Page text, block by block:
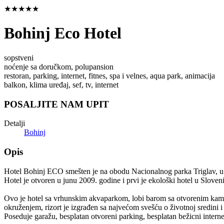
★★★★★
Bohinj Eco Hotel
sopstveni
noćenje sa doručkom, polupansion
restoran, parking, internet, fitnes, spa i velnes, aqua park, animacija
balkon, klima uređaj, sef, tv, internet
POSALJITE NAM UPIT
Detalji
Bohinj
Opis
Hotel Bohinj ECO smešten je na obodu Nacionalnog parka Triglav,
Hotel je otvoren u junu 2009. godine i prvi je ekološki hotel u
Ovo je hotel sa vrhunskim akvaparkom, lobi barom sa otvorenim
okruženjem, rizort je izgrađen sa najvećom svešću o životnoj
Poseduje garažu, besplatan otvoreni parking, besplatan bežicni